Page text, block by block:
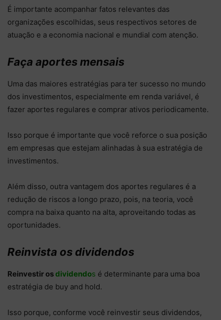
É importante acompanhar fatos relevantes das
organizações escolhidas, seus respectivos setores de
atuação e a economia nacional e mundial com atenção.
Faça aportes mensais
Uma das maiores estratégias para ter sucesso no mundo
dos investimentos, especialmente em renda variável, é
fazer aportes regulares e comprar ativos periodicamente.
Isso porque é importante que você reforce o sua posição
em empresas que estejam alinhadas à sua estratégia de
investimentos.
Além disso, outra vantagem dos aportes regulares é a
redução de riscos a longo prazo, pois, na teoria, você
compra na baixa quanto na alta, aproveitando todas as
oportunidades.
Reinvista os dividendos
Reinvestir osdividendos é determinante para uma boa
estratégia de buy and hold.
Isso porque, conforme você reinvestir seus dividendos,